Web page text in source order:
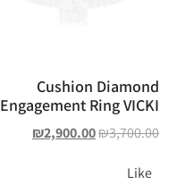
Cushion Diamond
Engagement Ring VICKI
₪3,700.00
₪2,900.00
Like